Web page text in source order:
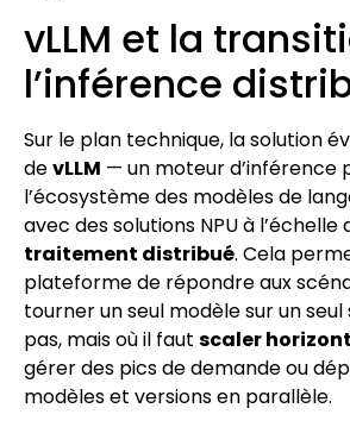
vLLM et la
l’inférence
Sur le plan technique, la solution
devLLM — un moteur d’inférence
l’écosystème des modèles de
avec des solutions NPU à
traitement distribué. Cela
plateforme de répondre aux
tourner un seul modèle sur un
pas, mais où il faut scaler
gérer des pics de demande ou
modèles et versions en parallèle.